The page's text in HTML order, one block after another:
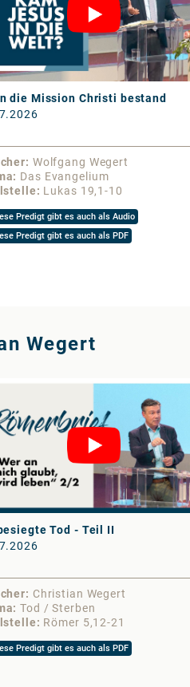
die Mission Christi bestand
Wolfgang Wegert
Das Evangelium
Lukas 19,1-10
Predigt gibt es auch als Audio
Predigt gibt es auch als PDF
Wegert
Tod - Teil II
Christian Wegert
Tod / Sterben
Römer 5,12-21
Predigt gibt es auch als PDF